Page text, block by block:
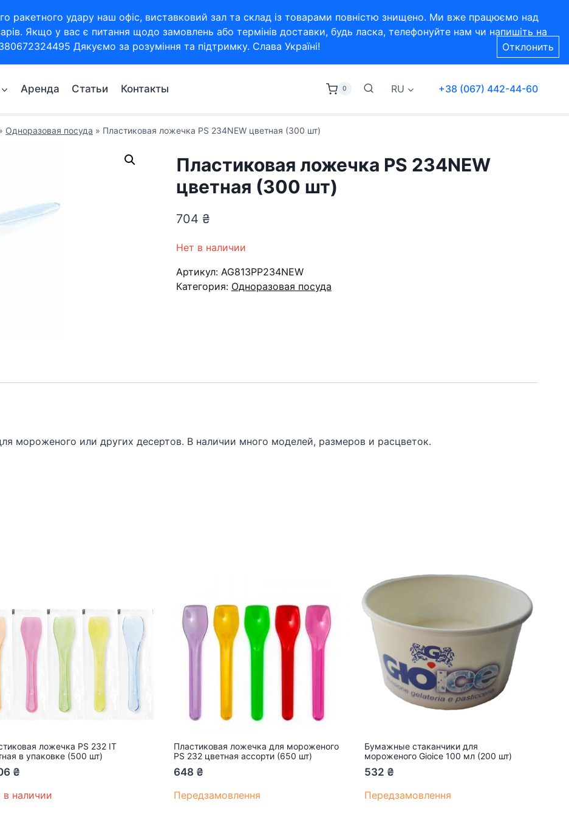
ракетного удару наш офіс, виставковий зал та склад із товарами повністю знищено. Ми вже працюємо над
Якщо у вас є питання щодо замовлень або термінів доставки, будь ласка, телефонуйте нам чи напишіть на
Дякуємо за розуміння та підтримку. Слава Україні!
Отклонить
Аренда Статьи Контакты 0 RU +38 (067) 442-44-60
Одноразовая посуда » Пластиковая ложечка PS 234NEW цветная (300 шт)
Пластиковая ложечка PS 234NEW
цветная (300 шт)
704 ₴
Нет в наличии
Артикул: AG813PP234NEW
Категория: Одноразовая посуда
мороженого или других десертов. В наличии много моделей, размеров и расцветок.
ложечка PS 232 IT
в упаковке (500 шт)
₴
в наличии
Пластиковая ложечка для мороженого
PS 232 цветная ассорти (650 шт)
648 ₴
Передзамовлення
Бумажные стаканчики для
мороженого Gioice 100 мл (200 шт)
532 ₴
Передзамовлення